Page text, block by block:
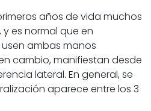
años de vida muchos
es normal que en
ambas manos
cambio, manifiestan desde
lateral. En general, se
aparece entre los 3